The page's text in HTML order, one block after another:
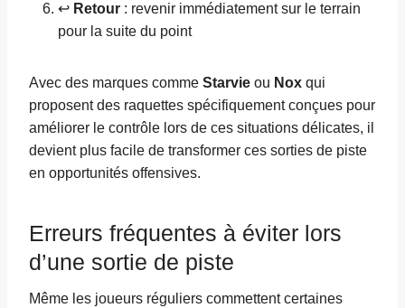
↩️ Retour : revenir immédiatement sur le terrain
pour la suite du point
Avec des marques comme Starvie ou Nox qui
proposent des raquettes spécifiquement conçues pour
améliorer le contrôle lors de ces situations délicates, il
devient plus facile de transformer ces sorties de piste
en opportunités offensives.
Erreurs fréquentes à éviter lors
d’une sortie de piste
Même les joueurs réguliers commettent certaines